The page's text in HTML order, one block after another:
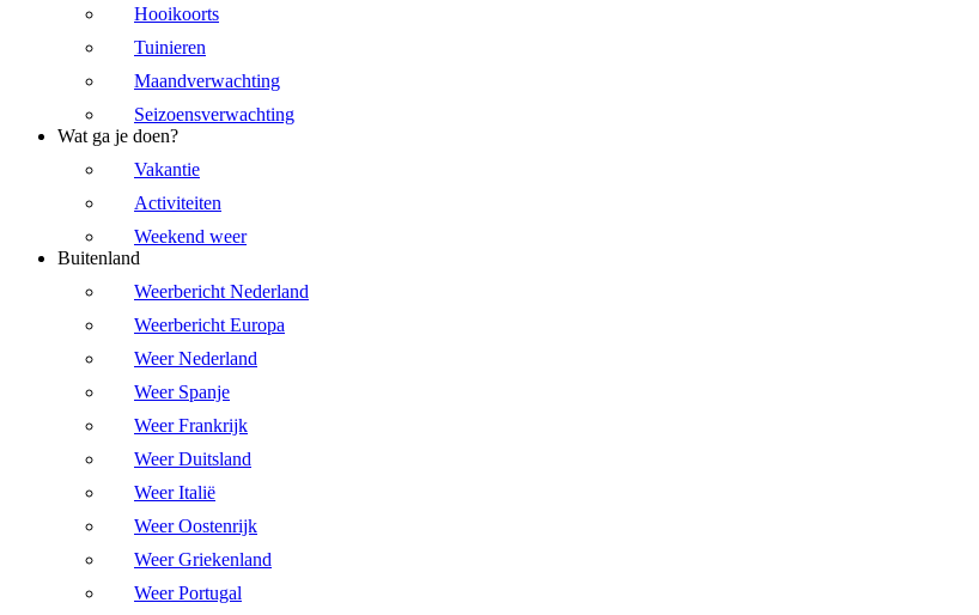
Hooikoorts
Tuinieren
Maandverwachting
Seizoensverwachting
Wat ga je doen?
Vakantie
Activiteiten
Weekend weer
Buitenland
Weerbericht Nederland
Weerbericht Europa
Weer Nederland
Weer Spanje
Weer Frankrijk
Weer Duitsland
Weer Italië
Weer Oostenrijk
Weer Griekenland
Weer Portugal